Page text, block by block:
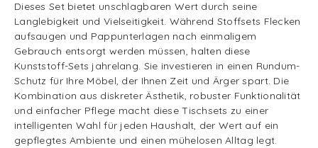
Dieses Set bietet unschlagbaren Wert durch seine
Langlebigkeit und Vielseitigkeit. Während Stoffsets Flecken
aufsaugen und Pappunterlagen nach einmaligem
Gebrauch entsorgt werden müssen, halten diese
Kunststoff-Sets jahrelang. Sie investieren in einen Rundum-
Schutz für Ihre Möbel, der Ihnen Zeit und Ärger spart. Die
Kombination aus diskreter Ästhetik, robuster Funktionalität
und einfacher Pflege macht diese Tischsets zu einer
intelligenten Wahl für jeden Haushalt, der Wert auf ein
gepflegtes Ambiente und einen mühelosen Alltag legt.